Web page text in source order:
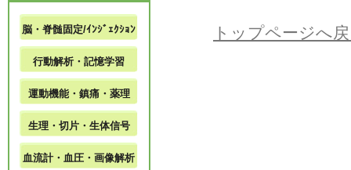
トップページへ
脳・脊髄固定/ｲﾝｼﾞｪｸｼｮﾝ
行動解析・記憶学習
運動機能・鎮痛・薬理
生理・切片・生体信号
血流計・血圧・画像解析